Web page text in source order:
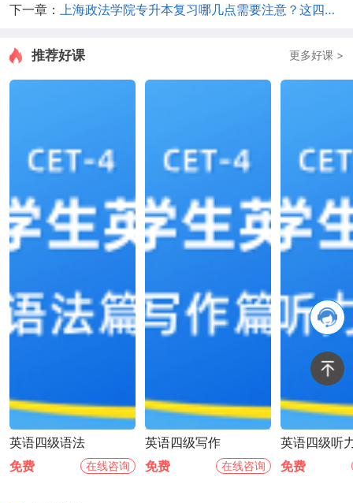
下一章：
上海政法学院专升本复习哪几点需要注意？这四个要素非常关键
推荐好课 更多好课 >
英语四级语法
免费
在线咨询
英语四级写作
免费
在线咨询
英语四级听
免费